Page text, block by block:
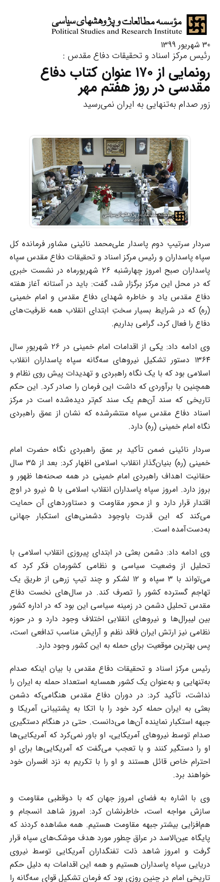
30 شهریور 1399
رئیس مرکز اسناد و تحقیقات دفاع مقدس :
رونمایی از ۱۷۰ عنوان کتاب دفاع
مقدسی در روز هفتم مهر
زور صدام به‌تنهایی به ایران نمی‌رسید
سردار سرتیپ دوم پاسدار علی‌محمد نائینی مشاور فرمانده کل
سپاه پاسداران و رئیس مرکز اسناد و تحقیقات دفاع مقدس سپاه
پاسداران صبح امروز چهارشنبه ٢۶ شهریورماه در نشست خبری
که در محل این مرکز برگزار شد، گفت: باید در آستانه آغاز هفته
دفاع مقدس یاد و خاطره شهدای دفاع مقدس و امام خمینی
(ره) که در شرایط بسیار سختِ ابتدای انقلاب همه ظرفیت‌های
دفاع را فعال کرد، گرامی بداریم.
وی ادامه داد: یکی از اقدامات امام خمینی در ٢۶ شهریورِ سال
١٣۶۴ دستور تشکیل نیرو‌های سه‌گانه سپاه پاسداران انقلاب
اسلامی بود که با یک نگاه راهبردی و تهدیدات پیش روی نظام و
همچنین با برآوردی که داشت این فرمان را صادر کرد. این حکم
تاریخی که سند آن‌هم یک سند کم‌تر دیده‌شده است در مرکز
اسناد دفاع مقدس سپاه منتشرشده که نشان از عمق راهبردی
نگاه امام خمینی (ره) دارد.
سردار نائینی ضمن تأکید بر عمق راهبردی نگاه حضرت امام
خمینی (ره) بنیان‌گذار انقلاب اسلامی اظهار کرد: بعد از ٣۵ سال
حقانیت اهداف راهبردی امام خمینی در همه صحنه‌ها ظهور و
بروز دارد. امروز سپاه پاسداران انقلاب اسلامی با ۵ نیرو در اوج
اقتدار قرار دارد و از محور مقاومت و دستاورد‌های آن حمایت
می‌کند که این قدرت باوجود دشمنی‌های استکبار جهانی
به‌دست‌آمده است.
وی ادامه داد: دشمن بعثی در ابتدای پیروزی انقلاب اسلامی با
تحلیل از وضعیت سیاسی و نظامی کشورمان فکر کرد که
می‌تواند با ٣ سپاه و ١٢ لشکر و چند تیپ زرهی از طریق یک
تهاجم گسترده کشور را تصرف کند. در سال‌های نخست دفاع
مقدس تحلیل دشمن در زمینه سیاسی این بود که در اداره کشور
بین لیبرال‌ها و نیرو‌های انقلابی اختلاف وجود دارد و در حوزه
نظامی نیز ارتش ایران فاقد نظم و آرایش مناسب تدافعی است،
پس بهترین موقعیت برای حمله به این کشور وجود دارد.
رئیس مرکز اسناد و تحقیقات دفاع مقدس با بیان اینکه صدام
به‌تنهایی و به‌عنوان یک کشور همسایه استعداد حمله به ایران را
نداشت، تأکید کرد: در دوران دفاع مقدس هنگامی‌که دشمن
بعثی به ایران حمله کرد خود را با اتکا به پشتیبانی آمریکا و
جبهه استکبار نماینده آن‌ها می‌دانست. حتی در هنگام دستگیری
صدام توسط نیرو‌های آمریکایی، او باور نمی‌کرد که آمریکایی‌ها
او را دستگیر کنند و با تعجب می‌گفت که آمریکایی‌ها برای او
احترام خاص قائل هستند و او را با تکریم به نزد افسران خود
خواهند برد.
وی با اشاره به فضای امروز جهان که با دوقطبی مقاومت و
سازش مواجه است، خاطرنشان کرد: امروز شاهد انسجام و
هم‌افزایی بیشتر جبهه مقاومت هستیم. همه مشاهده کردند که
پایگاه عین‌الاسد در عراق چطور مورد هدف موشک‌های سپاه قرار
گرفت و امروز شاهد ذلت تفنگداران آمریکایی توسط نیروی
دریایی سپاه پاسداران هستیم و همه این اقدامات به دلیل حکم
تاریخی امام در چنین روزی بود که فرمان تشکیل قوای سه‌گانه را